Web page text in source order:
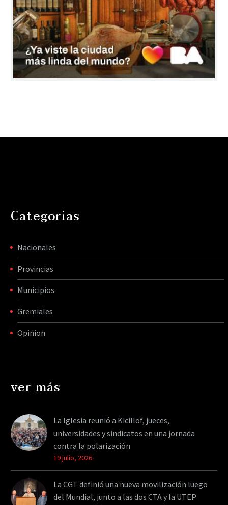
Categorias
Nacionales
Provincias
Municipios
Gremiales
Opinion
ver más
La Iglesia reunió a Kicillof, jueces,
universidades y sindicatos en una jornada
contra la polarización
19 julio, 2026
La CGT definió una nueva movilización luego
del Mundial, junto a las dos CTA y la UTEP